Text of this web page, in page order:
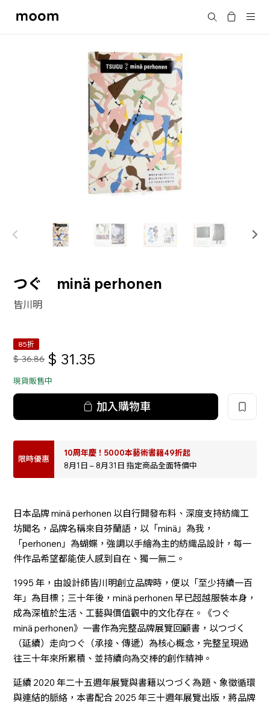
moom
搜尋
つぐ minä perhonen
皆川明
85折
$ 36.86 $ 31.35
現貨販售中
加入購物車
限時優惠
10周年慶！5000本藝術書籍49折起
8月1日 – 8月31日 指定商品全面特價中
日本品牌 minä perhonen 以自行開發布料、深度支持紡織工
坊聞名，品牌名稱來自芬蘭語，以「minä」為我，
「perhonen」為蝴蝶，強調以手繪為主的紡織品設計，每一
件作品希望都能使人感到自在、獨一無二。
1995 年，由設計師皆川明創立品牌時，便以「至少持續一百
年」為目標；三十年後，minä perhonen 早已超越服裝本身，
成為深植於生活、工藝與價值觀中的文化存在。《つぐ
minä perhonen》一書作為完整品牌展覽回顧書，以つづく
（延續）走向つぐ（承接、傳遞）為核心概念，完整呈現過
往三十年來所累積、並持續向為交棒的創作精神。
延續 2020 年二十五週年展覽與書籍以つづく為題、象徵循環
與連結的脈絡，本書配合 2025 年三十週年展覽出版，將品牌